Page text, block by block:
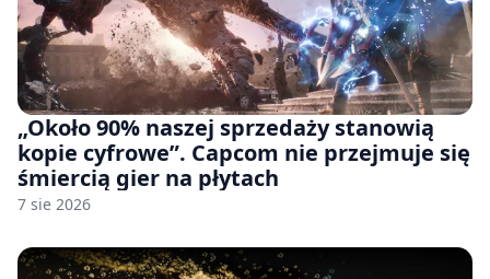
„Około 90% naszej sprzedaży stanowią
kopie cyfrowe”. Capcom nie przejmuje się
śmiercią gier na płytach
7 sie 2026